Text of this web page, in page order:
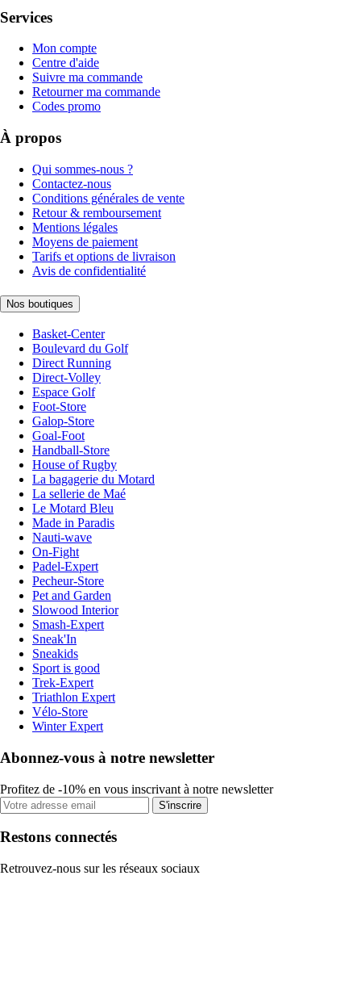
Services
Mon compte
Centre d'aide
Suivre ma commande
Retourner ma commande
Codes promo
À propos
Qui sommes-nous ?
Contactez-nous
Conditions générales de vente
Retour & remboursement
Mentions légales
Moyens de paiement
Tarifs et options de livraison
Avis de confidentialité
Nos boutiques
Basket-Center
Boulevard du Golf
Direct Running
Direct-Volley
Espace Golf
Foot-Store
Galop-Store
Goal-Foot
Handball-Store
House of Rugby
La bagagerie du Motard
La sellerie de Maé
Le Motard Bleu
Made in Paradis
Nauti-wave
On-Fight
Padel-Expert
Pecheur-Store
Pet and Garden
Slowood Interior
Smash-Expert
Sneak'In
Sneakids
Sport is good
Trek-Expert
Triathlon Expert
Vélo-Store
Winter Expert
Abonnez-vous à notre newsletter
Profitez de -10% en vous inscrivant à notre newsletter
S'inscrire
Restons connectés
Retrouvez-nous sur les réseaux sociaux